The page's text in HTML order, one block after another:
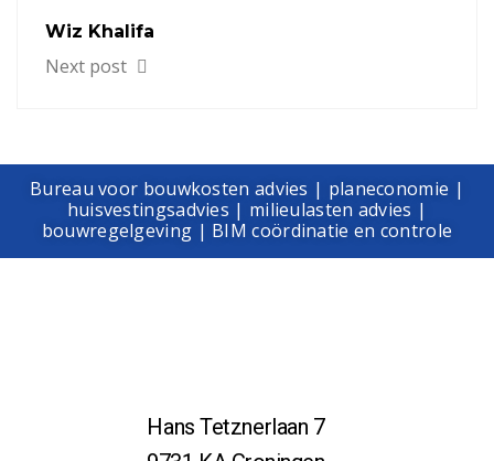
Wiz Khalifa
Next post
Bureau voor bouwkosten advies | planeconomie |
huisvestingsadvies | milieulasten advies |
bouwregelgeving | BIM coördinatie en controle
Hans Tetznerlaan 7